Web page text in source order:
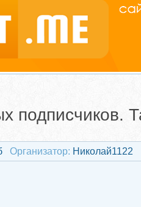
подписчиков.
Организатор: Николай1122